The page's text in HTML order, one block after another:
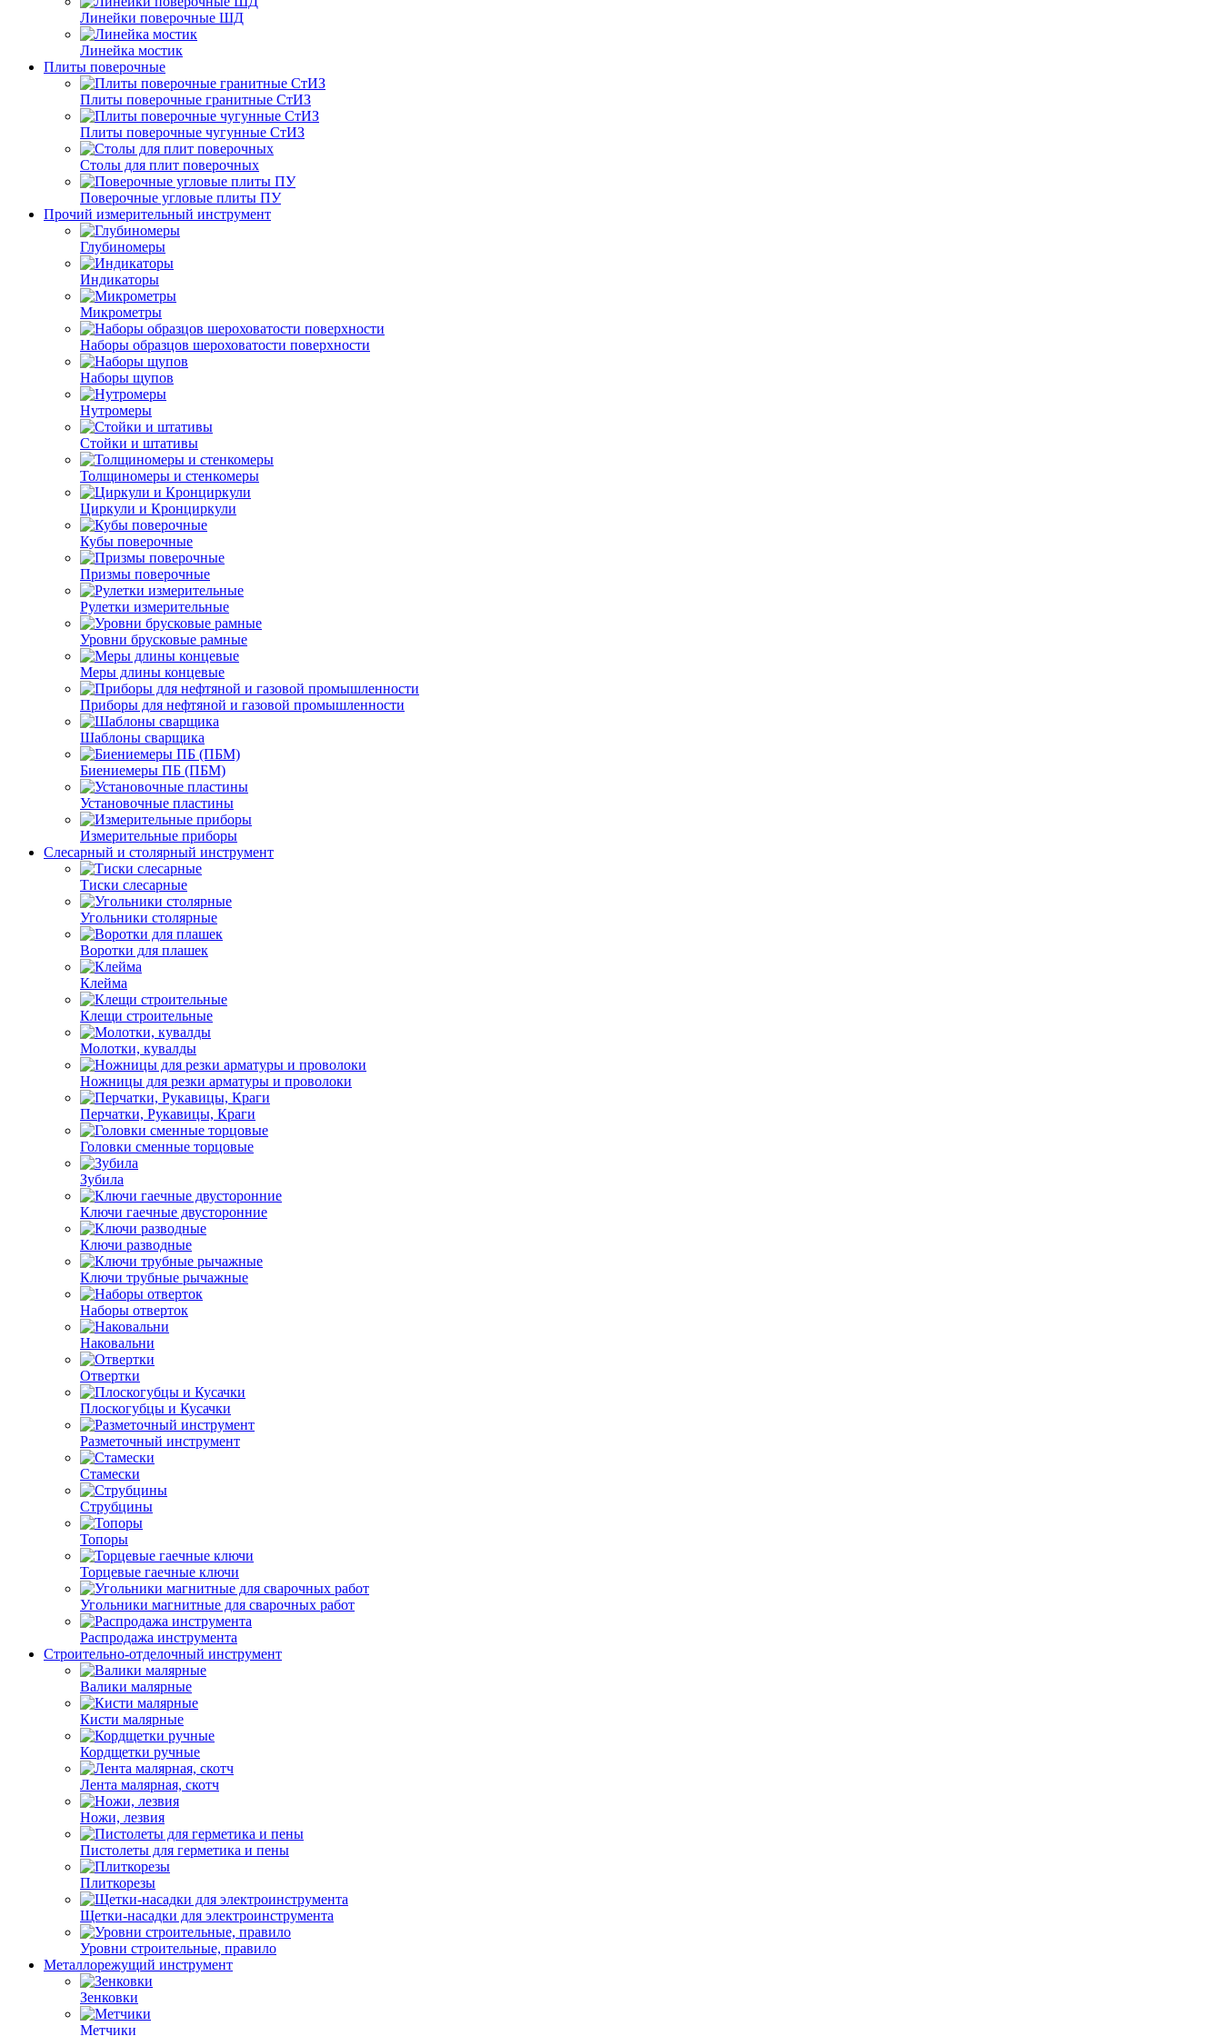
Линейки поверочные ШД
Линейка мостик
Плиты поверочные
Плиты поверочные гранитные СтИЗ
Плиты поверочные чугунные СтИЗ
Столы для плит поверочных
Поверочные угловые плиты ПУ
Прочий измерительный инструмент
Глубиномеры
Индикаторы
Микрометры
Наборы образцов шероховатости поверхности
Наборы щупов
Нутромеры
Стойки и штативы
Толщиномеры и стенкомеры
Циркули и Кронциркули
Кубы поверочные
Призмы поверочные
Рулетки измерительные
Уровни брусковые рамные
Меры длины концевые
Приборы для нефтяной и газовой промышленности
Шаблоны сварщика
Биениемеры ПБ (ПБМ)
Установочные пластины
Измерительные приборы
Слесарный и столярный инструмент
Тиски слесарные
Угольники столярные
Воротки для плашек
Клейма
Клещи строительные
Молотки, кувалды
Ножницы для резки арматуры и проволоки
Перчатки, Рукавицы, Краги
Головки сменные торцовые
Зубила
Ключи гаечные двусторонние
Ключи разводные
Ключи трубные рычажные
Наборы отверток
Наковальни
Отвертки
Плоскогубцы и Кусачки
Разметочный инструмент
Стамески
Струбцины
Топоры
Торцевые гаечные ключи
Угольники магнитные для сварочных работ
Распродажа инструмента
Строительно-отделочный инструмент
Валики малярные
Кисти малярные
Кордщетки ручные
Лента малярная, скотч
Ножи, лезвия
Пистолеты для герметика и пены
Плиткорезы
Щетки-насадки для электроинструмента
Уровни строительные, правило
Металлорежущий инструмент
Зенковки
Метчики